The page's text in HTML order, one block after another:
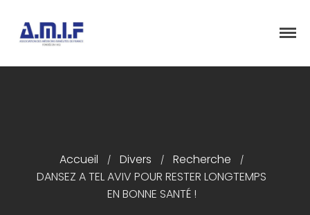
Présentation
Articles
Accueil / Divers / Recherche /
DANSEZ A TEL AVIV POUR RESTER LONGTEMPS
EN BONNE SANTÉ !